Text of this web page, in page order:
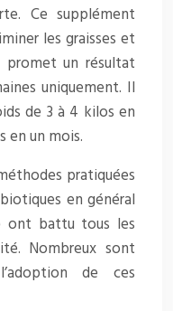
Ce supplément
les graisses et
promet un résultat
uniquement. Il
de 3 à 4 kilos en
en un mois.
pratiquées
en général
ont battu tous les
Nombreux sont
de ces